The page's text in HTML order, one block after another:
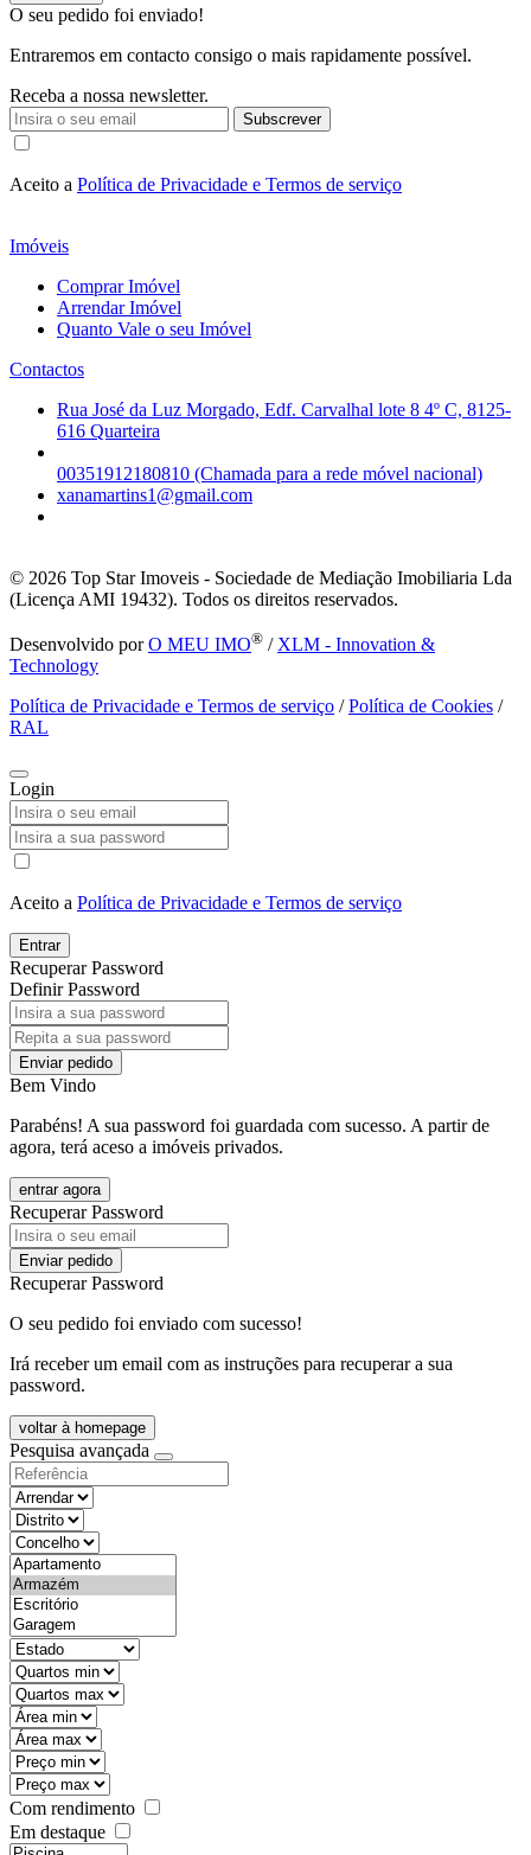
O seu pedido foi enviado!
Entraremos em contacto consigo o mais rapidamente possível.
Receba a nossa newsletter.
Subscrever
Aceito a Política de Privacidade e Termos de serviço
Imóveis
Comprar Imóvel
Arrendar Imóvel
Quanto Vale o seu Imóvel
Contactos
Rua José da Luz Morgado, Edf. Carvalhal lote 8 4º C, 8125-
616 Quarteira
00351912180810 (Chamada para a rede móvel nacional)
xanamartins1@gmail.com
© 2026 Top Star Imoveis - Sociedade de Mediação Imobiliaria Lda
(Licença AMI 19432). Todos os direitos reservados.
Desenvolvido porO MEU IMO® / XLM - Innovation &
Technology
Política de Privacidade e Termos de serviço /Política de Cookies /
RAL
Login
Aceito a Política de Privacidade e Termos de serviço
Entrar
Recuperar Password
Definir Password
Enviar pedido
Bem Vindo
Parabéns! A sua password foi guardada com sucesso. A partir de
agora, terá aceso a imóveis privados.
entrar agora
Recuperar Password
Enviar pedido
Recuperar Password
O seu pedido foi enviado com sucesso!
Irá receber um email com as instruções para recuperar a sua
password.
voltar à homepage
Pesquisa avançada
objective
districtId
countyId
types
state
mintypo
maxtypo
minarea
maxarea
minprice
maxprice
Com rendimento
Em destaque